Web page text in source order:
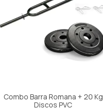
Combo Barra Romana + 20 Kg
Discos PVC